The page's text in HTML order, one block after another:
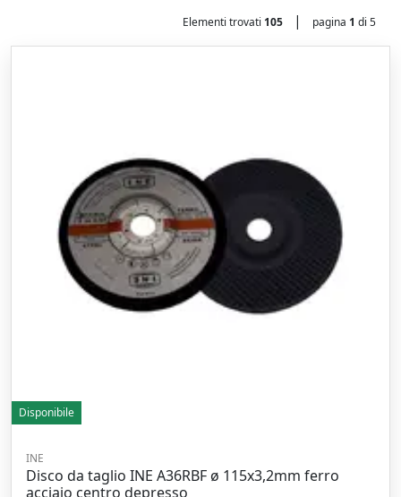
Elementi trovati 105 | pagina 1 di 5
Disponibile
INE
Disco da taglio INE A36RBF ø 115x3,2mm ferro
acciaio centro depresso